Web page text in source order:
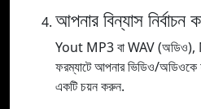
আপনার বিন্যাস নির্বাচন
Yout MP3 বা WAV (অডিও),
ফরম্যাটে আপনার ভিডিও/অডিওকে
একটি চয়ন করুন.